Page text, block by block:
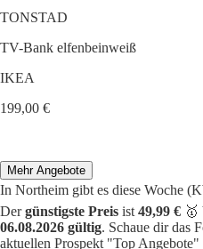
TONSTAD
TV-Bank elfenbeinweiß
IKEA
199,00 €
Mehr Angebote
In Northeim gibt es diese Woche
Dergünstigste Preis ist 49,99 € 🥇
06.08.2026 gültig. Schaue dir das
aktuellen Prospekt "Top Angebote"